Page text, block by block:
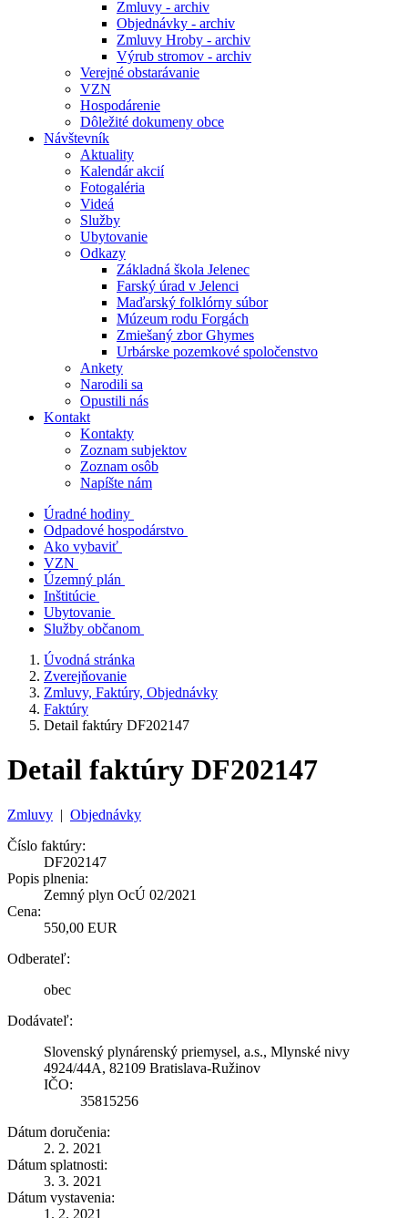
Zmluvy - archiv
Objednávky - archiv
Zmluvy Hroby - archiv
Výrub stromov - archiv
Verejné obstarávanie
VZN
Hospodárenie
Dôležité dokumeny obce
Návštevník
Aktuality
Kalendár akcií
Fotogaléria
Videá
Služby
Ubytovanie
Odkazy
Základná škola Jelenec
Farský úrad v Jelenci
Maďarský folklórny súbor
Múzeum rodu Forgách
Zmiešaný zbor Ghymes
Urbárske pozemkové spoločenstvo
Ankety
Narodili sa
Opustili nás
Kontakt
Kontakty
Zoznam subjektov
Zoznam osôb
Napíšte nám
Úradné hodiny
Odpadové hospodárstvo
Ako vybaviť
VZN
Územný plán
Inštitúcie
Ubytovanie
Služby občanom
Úvodná stránka
Zverejňovanie
Zmluvy, Faktúry, Objednávky
Faktúry
Detail faktúry DF202147
Detail faktúry DF202147
Zmluvy | Objednávky
Číslo faktúry:
DF202147
Popis plnenia:
Zemný plyn OcÚ 02/2021
Cena:
550,00 EUR
Odberateľ:
obec
Dodávateľ:
Slovenský plynárenský priemysel, a.s., Mlynské nivy
4924/44A, 82109 Bratislava-Ružinov
IČO:
35815256
Dátum doručenia:
2. 2. 2021
Dátum splatnosti:
3. 3. 2021
Dátum vystavenia:
1. 2. 2021